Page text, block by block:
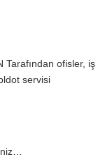
Tarafından ofisler, iş
servisi